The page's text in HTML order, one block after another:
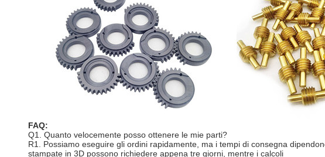
FAQ:
Q1. Quanto velocemente posso ottenere le mie parti?
R1. Possiamo eseguire gli ordini rapidamente, ma i tempi di consegna
stampate in 3D possono richiedere appena tre giorni, mentre i calcoli